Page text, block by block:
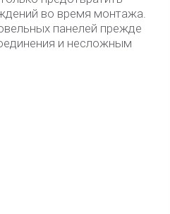
во время монтажа.
панелей прежде
и несложным